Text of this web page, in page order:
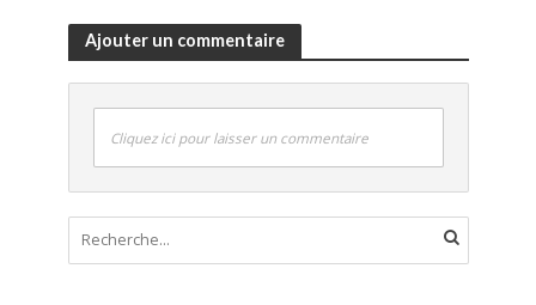
Ajouter un commentaire
Cliquez ici pour laisser un commentaire